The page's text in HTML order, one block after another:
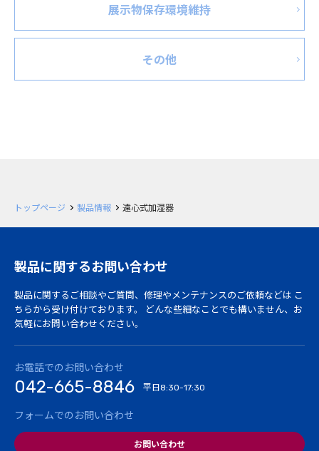
展示物保存環境維持
その他
トップページ 製品情報 遠心式加湿器
製品に関するお問い合わせ
製品に関するご相談やご質問、修理やメンテナンスのご依頼などは こ
ちらから受け付けております。
どんな些細なことでも構いません、お
気軽にお問い合わせください。
お電話でのお問い合わせ
042-665-8846 平日8:30-17:30
フォームでのお問い合わせ
お問い合わせ